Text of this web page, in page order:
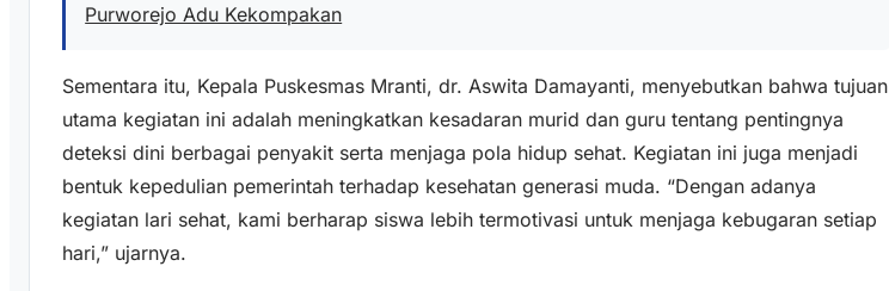
Purworejo Adu Kekompakan
Sementara itu, Kepala Puskesmas Mranti, dr. Aswita Damayanti, menyebutkan bahwa tujuan
utama kegiatan ini adalah meningkatkan kesadaran murid dan guru tentang pentingnya
deteksi dini berbagai penyakit serta menjaga pola hidup sehat. Kegiatan ini juga menjadi
bentuk kepedulian pemerintah terhadap kesehatan generasi muda. “Dengan adanya
kegiatan lari sehat, kami berharap siswa lebih termotivasi untuk menjaga kebugaran setiap
hari,” ujarnya.